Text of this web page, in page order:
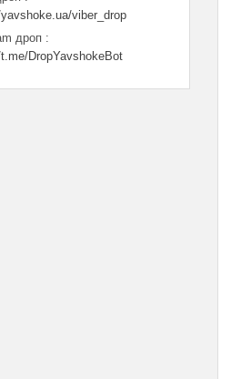
viber_drop
дроп
DropYavshokeBot